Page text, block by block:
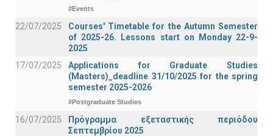
#Events
22/07/2025
Courses' Timetable for the Autumn Semester
of 2025-26. Lessons start on Monday 22-9-
2025
17/07/2025
Applications for Graduate Studies
(Masters)_deadline 31/10/2025 for the spring
semester 2025-2026
#Postgraduate Studies
16/07/2025
Πρόγραμμα εξεταστικής περιόδου
Σεπτεμβρίου 2025